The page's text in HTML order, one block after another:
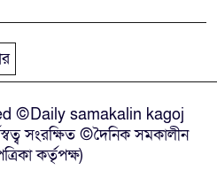
জলাবদ্ধতা নিরসনে দ্রুত
নারায়ণগঞ্জে দিনমজুরের রহস্যজনক
©Daily samakalin kagoj
সংরক্ষিত ©দৈনিক সমকালীন
কর্তৃপক্ষ)